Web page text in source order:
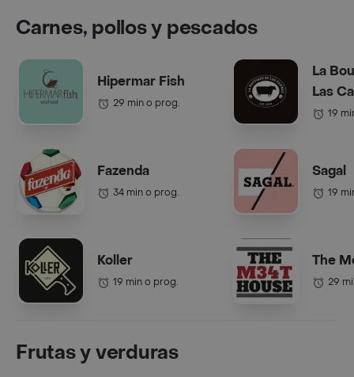
Carnes, pollos y pescados
Hipermar Fish
29 min o prog.
Fazenda
34 min o prog.
Koller
19 min o prog.
La
Las
19
Sagal
19
The
29
Frutas y verduras